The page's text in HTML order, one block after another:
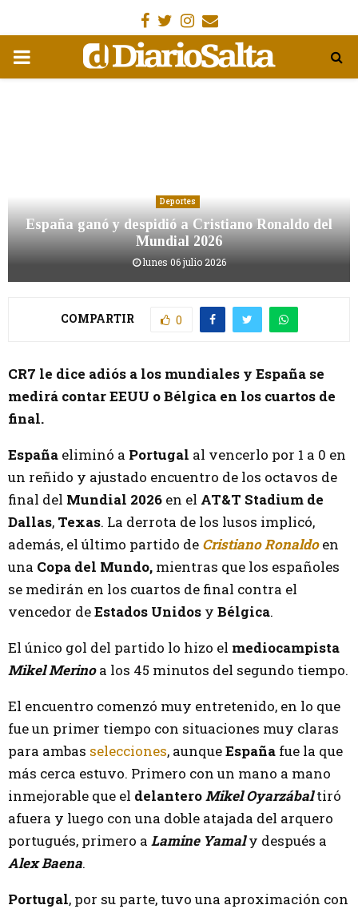
Facebook
Gorjeo
Instagram
Email
MENÚ
Deportes
España ganó y despidió a Cristiano Ronaldo del
Mundial 2026
lunes 06 julio 2026
COMPARTIR 0
CR7 le dice adiós a los mundiales y España se
medirá contar EEUU o Bélgica en los cuartos de
final.
España eliminó a Portugal al vencerlo por 1 a 0 en
un reñido y ajustado encuentro de los octavos de
final del Mundial 2026 en el AT&T Stadium de
Dallas, Texas. La derrota de los lusos implicó,
además, el último partido de Cristiano Ronaldo en
una Copa del Mundo, mientras que los españoles
se medirán en los cuartos de final contra el
vencedor deEstados Unidos y Bélgica.
El único gol del partido lo hizo el mediocampista
Mikel Merinoa los 45 minutos del segundo tiempo.
El encuentro comenzó muy entretenido, en lo que
fue un primer tiempo con situaciones muy claras
para ambas selecciones, aunqueEspaña fue la que
más cerca estuvo. Primero con un mano a mano
inmejorable que el delanteroMikel Oyarzábaltiró
afuera y luego con una doble atajada del arquero
portugués, primero a Lamine Yamaly después a
Alex Baena.
Portugal, por su parte, tuvo una aproximación con